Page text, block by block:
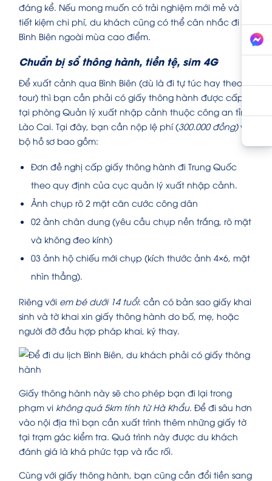
đáng kể. Nếu mong muốn có trải nghiệm mới mẻ và
tiết kiệm chi phí, du khách cũng có thể cân nhắc đi
Bình Biên ngoài mùa cao điểm.
Chuẩn bị sổ thông hành, tiền tệ, sim 4G
Để xuất cảnh qua Bình Biên (dù là đi tự túc hay theo
tour) thì bạn cần phải có giấy thông hành được cấp
tại phòng Quản lý xuất nhập cảnh thuộc công an tỉnh
Lào Cai. Tại đây, bạn cần nộp lệ phí (300.000 đồng)và
bộ hồ sơ bao gồm:
Đơn đề nghị cấp giấy thông hành đi Trung Quốc
theo quy định của cục quản lý xuất nhập cảnh.
Ảnh chụp rõ 2 mặt căn cước công dân
02 ảnh chân dung (yêu cầu chụp nền trắng, rõ mặt
và không đeo kính)
03 ảnh hộ chiếu mới chụp (kích thước ảnh 4×6, mặt
nhìn thẳng).
Riêng với em bé dưới 14 tuổi: cần có bản sao giấy khai
sinh và tờ khai xin giấy thông hành do bố, mẹ, hoặc
người đỡ đầu hợp pháp khai, ký thay.
Giấy thông hành này sẽ cho phép bạn đi lại trong
phạm vi không quá 5km tính từ Hà Khẩu. Để đi sâu hơn
vào nội địa thì bạn cần xuất trình thêm những giấy tờ
tại trạm gác kiểm tra. Quá trình này được du khách
đánh giá là khá phức tạp và rắc rối.
Cùng với giấy thông hành, bạn cũng cần đổi tiền sang